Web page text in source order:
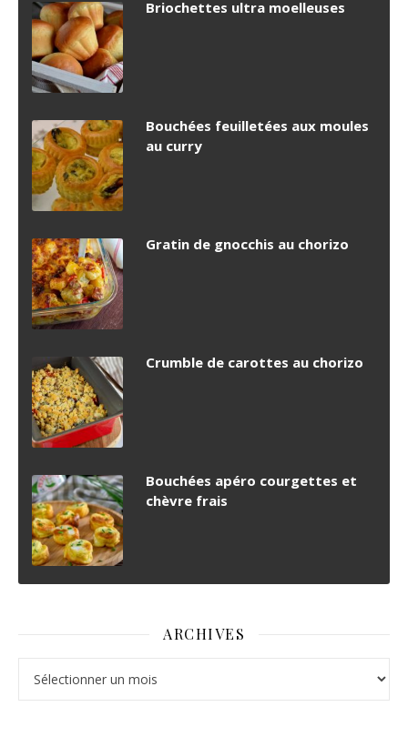
Briochettes ultra moelleuses
Bouchées feuilletées aux moules
au curry
Gratin de gnocchis au chorizo
Crumble de carottes au chorizo
Bouchées apéro courgettes et
chèvre frais
ARCHIVES